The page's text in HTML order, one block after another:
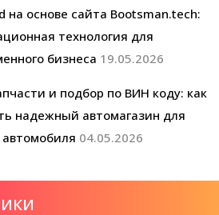
на основе сайта Bootsman.tech:
технология для
бизнеса 19.05.2026
и подбор по ВИН коду: как
надежный автомагазин для
автомобиля 04.05.2026